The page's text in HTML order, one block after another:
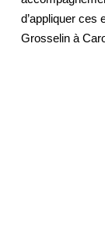
d’appliquer ces
Grosselin à